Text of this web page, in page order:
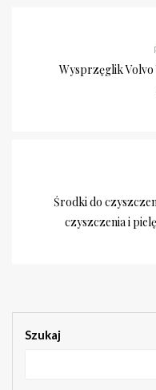
Wysprzęglik Volvo
Środki do
czyszczenia i
Szukaj